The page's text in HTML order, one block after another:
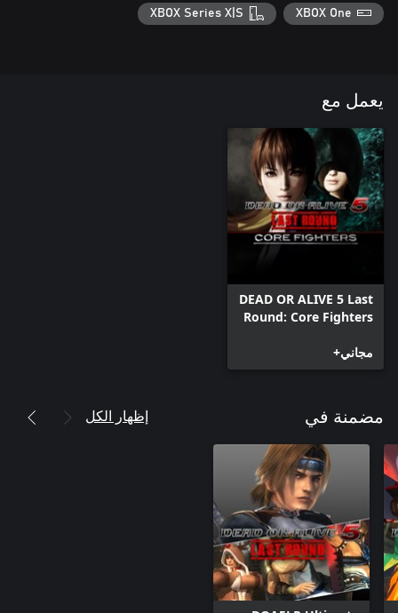
XBOX One
XBOX Series X|S
يعمل مع
DEAD OR ALIVE 5 Last
Round: Core Fighters
مجاني+
مضمنة في إظهار الكل